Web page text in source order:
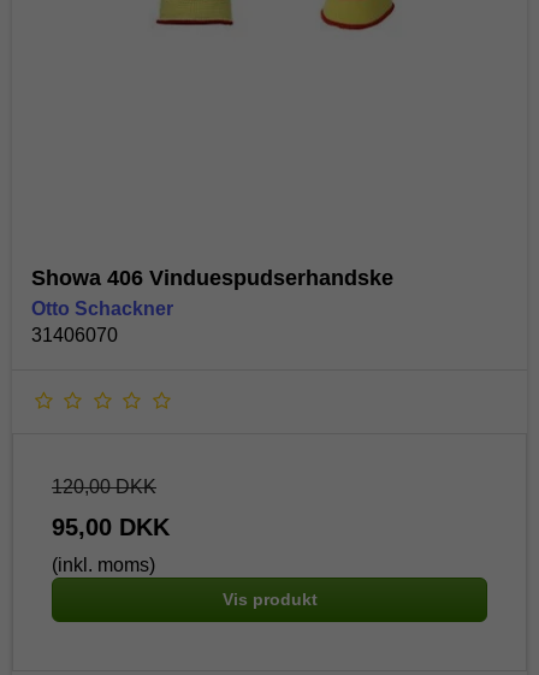
Showa 406 Vinduespudserhandske
Otto Schackner
31406070
120,00 DKK
95,00 DKK
(inkl. moms)
Vis produkt